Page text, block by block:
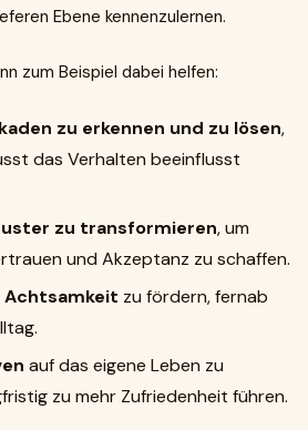
Ebene kennenzulernen.
zum Beispiel dabei helfen:
zu erkennen und zu lösen,
das Verhalten beeinflusst
zu transformieren, um
und Akzeptanz zu schaffen.
Achtsamkeit zu fördern, fernab
auf das eigene Leben zu
zu mehr Zufriedenheit führen.